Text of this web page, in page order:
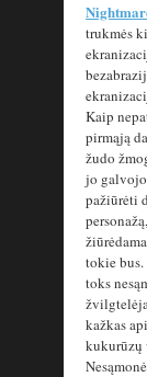
trukmės
Kaip
pirmąją
žudo
jo
pažiūrėti
tokie
toks
kažkas
kukurūzų